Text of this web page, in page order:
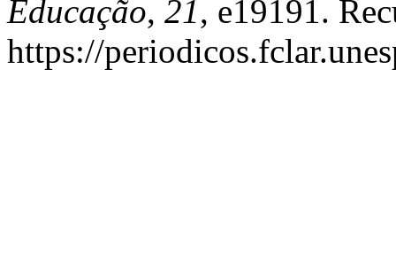
Educação, 21, e19191.
https://